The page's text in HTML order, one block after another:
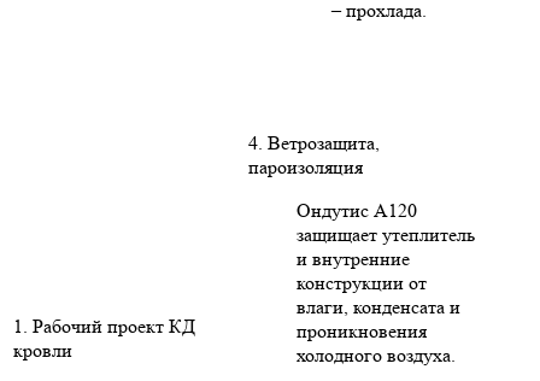
– прохлада.
1. Рабочий проект КД
кровли
4. Ветрозащита,
пароизоляция
Ондутис А120
защищает утеплитель
и внутренние
конструкции от
влаги, конденсата и
проникновения
холодного воздуха.